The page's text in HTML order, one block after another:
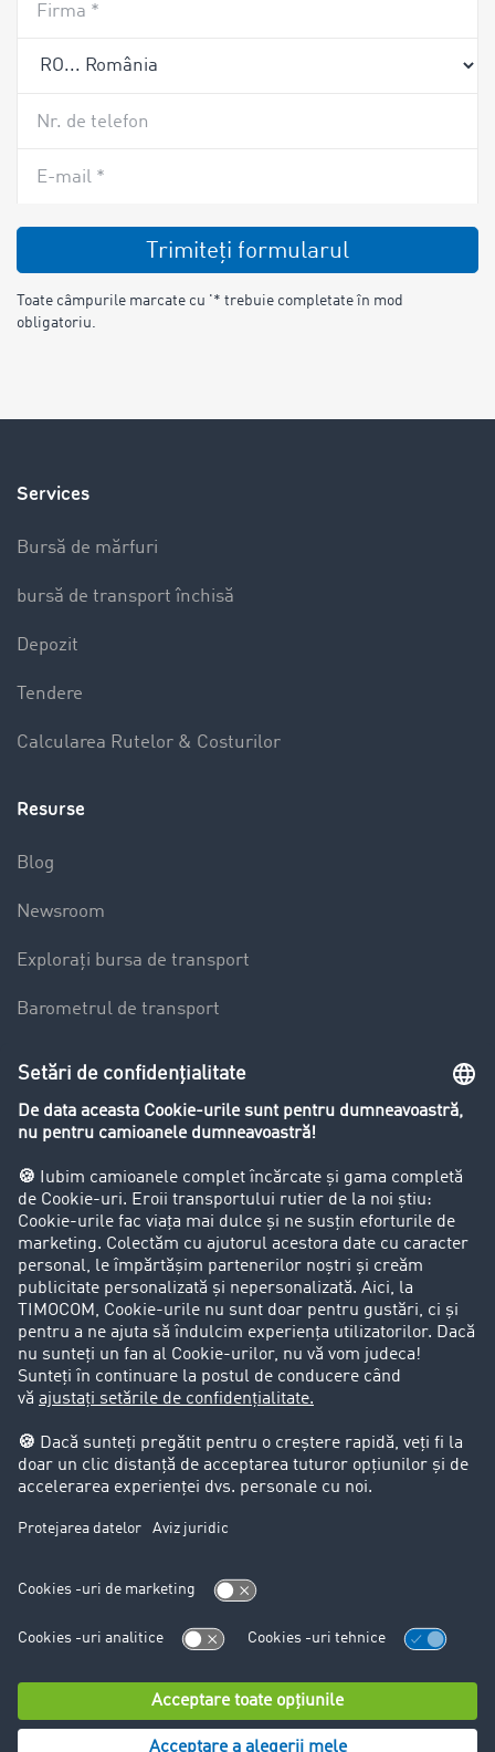
Firma *
Nr. de telefon
E-mail *
Trimiteţi formularul
Toate câmpurile marcate cu '* trebuie completate în mod
obligatoriu.
Services
Bursă de mărfuri
bursă de transport închisă
Depozit
Tendere
Calcularea Rutelor & Costurilor
Resurse
Blog
Newsroom
Explorați bursa de transport
Barometrul de transport
Restricții de circulație pentru autocamioane
Firma
Success Stories
Clienții aduc clienți
Aspecte legale
Impressum
Protecția datelor
Cookie-Einstellungen
Support